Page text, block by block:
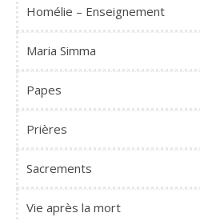
Homélie – Enseignement
Maria Simma
Papes
Prières
Sacrements
Vie après la mort